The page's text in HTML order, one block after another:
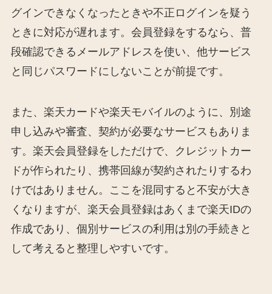
グインできなくなったときや不正ログインを疑う
ときに対応が遅れます。会員登録をするなら、普
段確認できるメールアドレスを使い、他サービス
と同じパスワードにしないことが前提です。
また、楽天カードや楽天モバイルのように、別途
申し込みや審査、契約が必要なサービスもありま
す。楽天会員登録をしただけで、クレジットカー
ドが作られたり、携帯回線が契約されたりするわ
けではありません。ここを混同すると不安が大き
くなりますが、楽天会員登録はあくまで楽天IDの
作成であり、個別サービスの利用は別の手続きと
して考えると整理しやすいです。